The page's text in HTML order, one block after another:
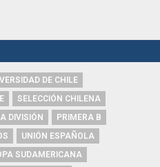
DE CHILE
SELECCIÓN CHILENA
DIVISIÓN
PRIMERA B
UNIÓN ESPAÑOLA
SUDAMERICANA